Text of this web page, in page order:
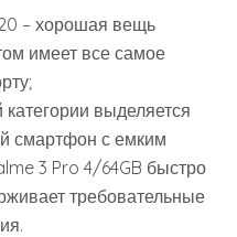
– хорошая вещь
имеет все самое
выделяется
смартфон с емким
3 Pro 4/64GB быстро
требовательные